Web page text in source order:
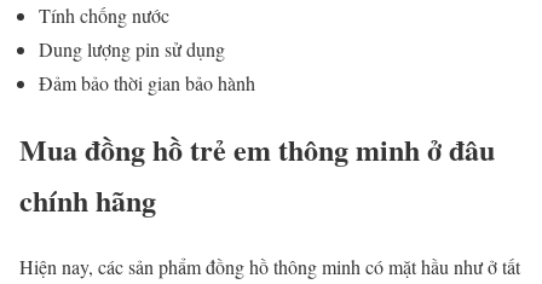
Tính chống nước
Dung lượng pin sử dụng
Đảm bảo thời gian bảo hành
Mua đồng hồ trẻ em thông minh ở đâu
chính hãng
Hiện nay, các sản phẩm đồng hồ thông minh có mặt hầu như ở tất